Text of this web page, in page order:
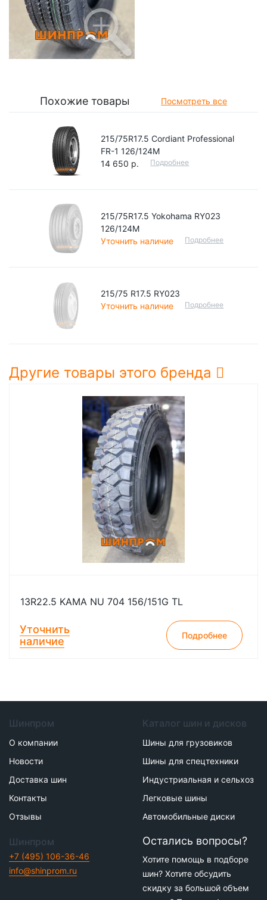
Похожие товары Посмотреть все
215/75R17.5 Cordiant Professional
FR-1 126/124M
14 650 р.
Подробнее
215/75R17.5 Yokohama RY023
126/124M
Уточнить наличие
Подробнее
215/75 R17.5 RY023
Уточнить наличие
Подробнее
Другие товары этого бренда
13R22.5 KAMA NU 704 156/151G TL
Уточнить
наличие
Подробнее
Шинпром
О компании
Новости
Доставка шин
Контакты
Отзывы
Каталог шин и дисков
Шины для грузовиков
Шины для спецтехники
Индустриальная и сельхоз
Легковые шины
Автомобильные диски
Шинпром
+7 (495) 106-36-46
info@shinprom.ru
Остались вопросы?
Хотите помощь в подборе
шин? Хотите обсудить
скидку за большой объем